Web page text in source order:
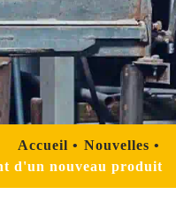
Accueil
Nouvelles
d'un nouveau produit